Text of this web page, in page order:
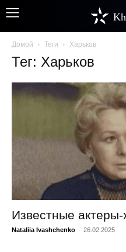
Домой Теги Харьков
Тег: Харьков
Известные актеры-
Nataliia Ivashchenko - 26.02.2025